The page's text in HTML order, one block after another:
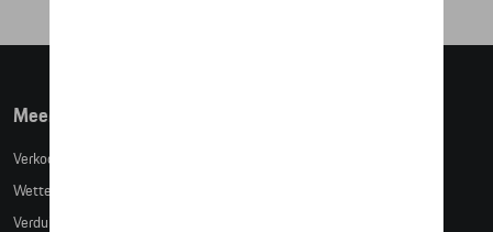
Meer info
Verkoopsvoorwaarden
Wettelijke bepalingen
Verduidelijking kledingmaten